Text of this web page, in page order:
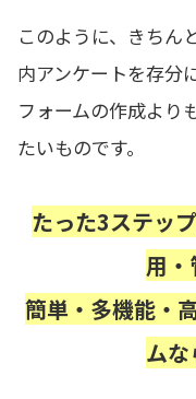
このように、きちん
内アンケートを存分
フォームの作成より
たいものです。
たった3ステッ
用・
簡単・多機能・
ムな